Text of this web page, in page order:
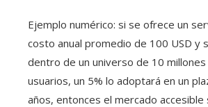
Ejemplo numérico: si se ofrece un
costo anual promedio de 100 USD y
dentro de un universo de 10
usuarios, un 5% lo adoptará en un
años, entonces el mercado accesible